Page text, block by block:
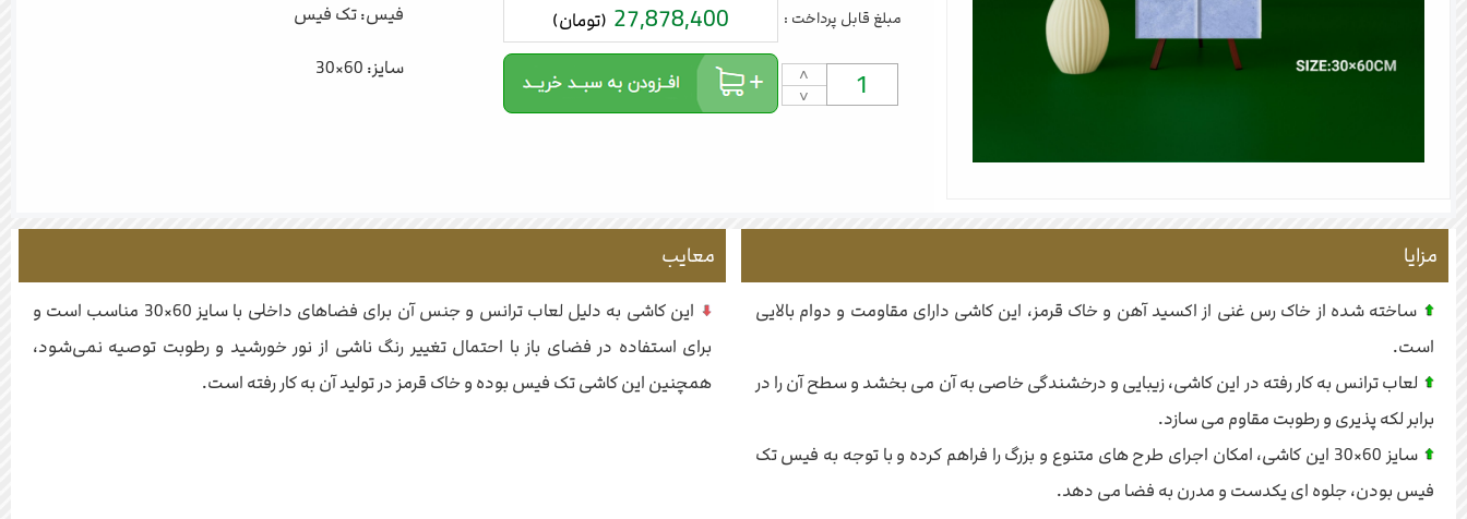
مبلغ قابل پرداخت : 27,878,400 (تومان)
˄
˅
فیس: تک فیس
سایز: 60×30
مزایا
ساخته شده از خاک رس غنی از اکسید آهن و خاک قرمز، این کاشی دارای مقاومت و دوام بالایی
است.
لعاب ترانس به کار رفته در این کاشی، زیبایی و درخشندگی خاصی به آن می بخشد و سطح آن را در
برابر لکه پذیری و رطوبت مقاوم می سازد.
سایز 60×30 این کاشی، امکان اجرای طرح های متنوع و بزرگ را فراهم کرده و با توجه به فیس تک
فیس بودن، جلوه ای یکدست و مدرن به فضا می دهد.
معایب
این کاشی به دلیل لعاب ترانس و جنس آن برای فضاهای داخلی با سایز 60×30 مناسب است و
برای استفاده در فضای باز با احتمال تغییر رنگ ناشی از نور خورشید و رطوبت توصیه نمی‌شود،
همچنین این کاشی تک فیس بوده و خاک قرمز در تولید آن به کار رفته است.